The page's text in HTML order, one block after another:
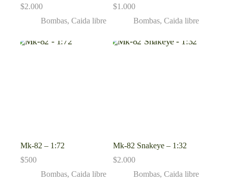
$2.000
Bombas, Caida libre
$1.000
Bombas,Caida libre
Mk-82 – 1:72
$500
Bombas, Caida libre
Mk-82 Snakeye – 1:32
$2.000
Bombas,Caida libre